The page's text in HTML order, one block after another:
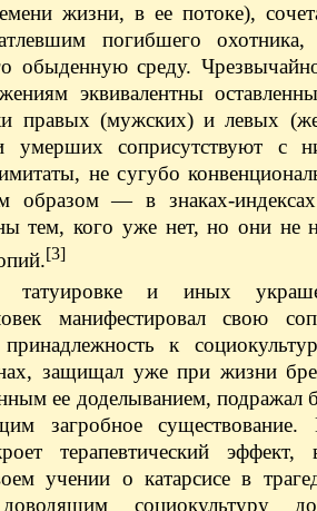
жизни, в ее потоке),
погибшего охотника,
обыденную среду.
эквивалентны
правых (мужских) и левых
умерших соприсутствуют с
не сугубо
образом — в знаках-
тем, кого уже нет, но они не
[3]
татуировке и иных
манифестировал свою
к
защищал уже при жизни
ее доделыванием, подражал
загробное
терапевтический эффект,
учении о катарсисе в
социокультуру